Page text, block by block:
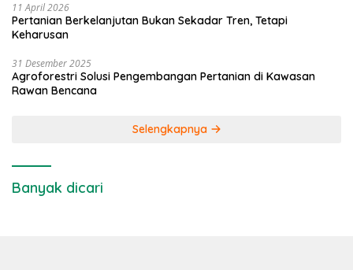
11 April 2026
Pertanian Berkelanjutan Bukan Sekadar Tren, Tetapi
Keharusan
31 Desember 2025
Agroforestri Solusi Pengembangan Pertanian di Kawasan
Rawan Bencana
Selengkapnya
Banyak dicari